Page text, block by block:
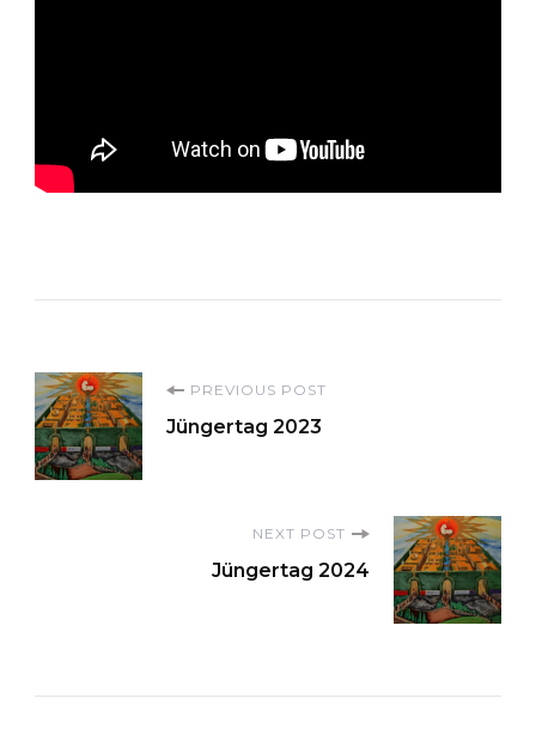
Post
Navigation
PREVIOUS POST
Jüngertag 2023
NEXT POST
Jüngertag 2024